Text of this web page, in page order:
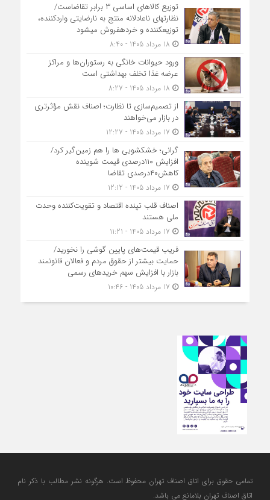
توزیع کالاهای اساسی ۳ برابر تقاضاست/
نظارت‎های ناعادلانه منتج به نارضایتی واردکننده،
توزیع‎کننده و خرده‎فروش می‎شود
ورود حیوانات خانگی به رستوران‌ها و مراکز
عرضه غذا تخلف بهداشتی است
از تصمیم‌سازی تا نظارت؛ اصناف نقش مؤثرتری
در بازار می‌خواهند
گرانی؛ خشکشویی‌ ها را هم زمین‌گیر کرد/
افزایش ۱۱۰درصدی قیمت شوینده
کاهش۴۰درصدی تقاضا
اصناف قلب تپنده اقتصاد و تقویت‌کننده وحدت
ملی هستند
فریب قیمت‌های پایین گوشی را نخورید/
حمایت بیشتر از حقوق مردم و فعالان قانونمند
بازار با افزایش سهم خریدهای رسمی
تمامی حقوق برای اتاق اصناف تهران محفوظ است. هرگونه نشر مطالب با ذكر نام
اتاق اصناف تهران بلامانع مي باشد.